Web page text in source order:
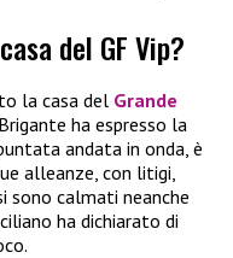
del GF Vip?
la casa del Grande
ha espresso la
andata in onda, è
alleanze, con litigi,
sono calmati neanche
ha dichiarato di